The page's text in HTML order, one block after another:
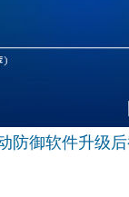
防御软件升级